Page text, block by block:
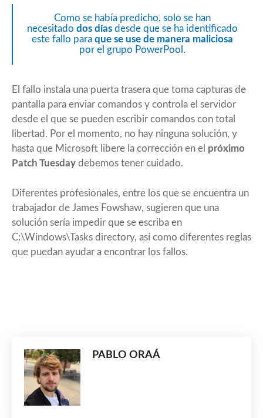
Como se había predicho, solo se han
necesitado dos díasdesde que se ha identificado
este fallo para que se use de manera maliciosa
por el grupo PowerPool.
El fallo instala una puerta trasera que toma capturas de
pantalla para enviar comandos y controla el servidor
desde el que se pueden escribir comandos con total
libertad. Por el momento, no hay ninguna solución, y
hasta que Microsoft libere la corrección en el próximo
Patch Tuesday debemos tener cuidado.
Diferentes profesionales, entre los que se encuentra un
trabajador de James Fowshaw, sugieren que una
solución sería impedir que se escriba en
C:\Windows\Tasks directory, así como diferentes reglas
que puedan ayudar a encontrar los fallos.
PABLO ORAÁ